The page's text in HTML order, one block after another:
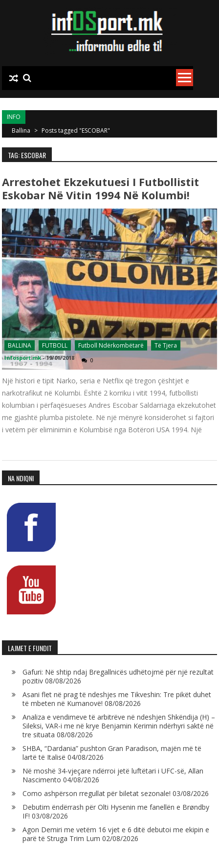
INFO
Ballina > Posts tagged "ESCOBAR"
TAG: ESCOBAR
Arrestohet Ekzekutuesi I Futbollistit
Eskobar Në Vitin 1994 Në Kolumbi!
BALLINA FUTBOLL Futboll Ndërkombëtarë Të Tjera
infosport.mk -19/01/2018 0
Një histori e tipit Narko, seria e Netflix që tregon çështjet e
narkotrafikut në Kolumbi. Është 2 korriku i vitit 1994, futbollisti
kolumbian i përfaqësueses Andres Escobar Saldarriaga ekzekutohet
me gjashtë plumba pistolete. Në një mënyrë konsiderohet si fajtori
i vetëm për eliminimin e Kolumbisë nga Botërori USA 1994. Një
NA NDIQNI
LAJMET E FUNDIT
Gafuri: Në shtip ndaj Bregallnicës udhëtojmë për një rezultat
pozitiv 08/08/2026
Asani flet në prag të ndeshjes me Tikveshin: Tre pikët duhet
të mbeten në Kumanovë! 08/08/2026
Analiza e vendimeve të arbitrëve në ndeshjen Shkëndija (H) –
Sileksi, VAR-i me në krye Benjamin Kerimin ndërhyri saktë në
tre situata 08/08/2026
SHBA, “Dardania” pushton Gran Paradison, majën më të
lartë të Italisë 04/08/2026
Në moshë 34-vjeçare ndërroi jetë luftëtari i UFC-së, Allan
Nascimento 04/08/2026
Como ashpërson rregullat për biletat sezonale! 03/08/2026
Debutim ëndërrash për Olti Hysenin me fanellën e Brøndby
IF! 03/08/2026
Agon Demiri me vetëm 16 vjet e 6 ditë debutoi me ekipin e
parë të Struga Trim Lum 02/08/2026